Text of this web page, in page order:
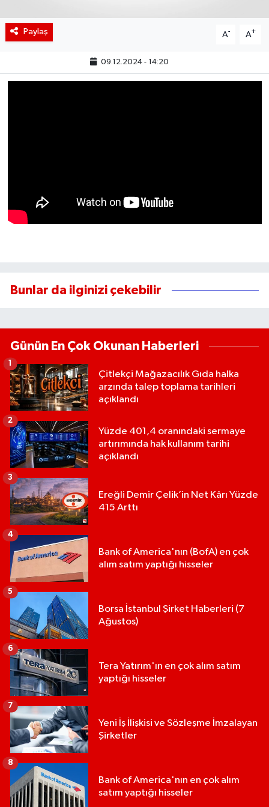
Paylaş A- A+
09.12.2024 - 14:20
Bunlar da ilginizi çekebilir
Günün En Çok Okunan Haberleri
Çitlekçi Mağazacılık Gıda halka
arzında talep toplama tarihleri
açıklandı
1
Yüzde 401,4 oranındaki sermaye
artırımında hak kullanım tarihi
açıklandı
2
Ereğli Demir Çelik’in Net Kârı Yüzde
415 Arttı
3
Bank of America'nın (BofA) en çok
alım satım yaptığı hisseler
4
Borsa İstanbul Şirket Haberleri (7
Ağustos)
5
Tera Yatırım'ın en çok alım satım
yaptığı hisseler
6
Yeni İş İlişkisi ve Sözleşme İmzalayan
Şirketler
7
Bank of America'nın en çok alım
satım yaptığı hisseler
8
BIST 100 Isı Haritası
Ekonomik Takvim
İletişim